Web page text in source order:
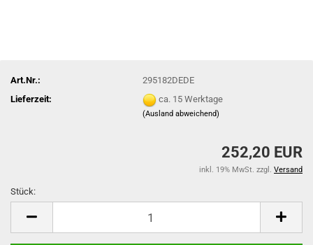
Art.Nr.:
295182DEDE
Lieferzeit:
ca. 15 Werktage
(Ausland abweichend)
252,20 EUR
inkl. 19% MwSt. zzgl. Versand
Stück: